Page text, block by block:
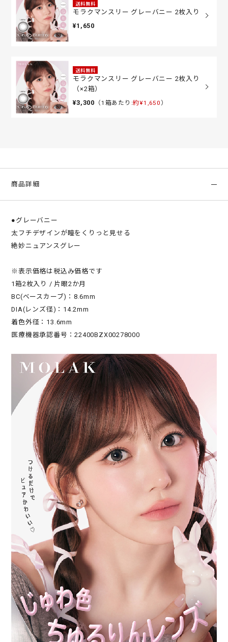
送料無料
モラクマンスリー グレーバニー 2枚入り
¥1,650
送料無料
モラクマンスリー グレーバニー 2枚入り
（×2箱）
¥3,300 （1箱あたり:約¥1,650 ）
商品詳細
●グレーバニー
太フチデザインが瞳をくりっと見せる
絶妙ニュアンスグレー
※表示価格は税込み価格です
1箱2枚入り / 片眼2か月
BC(ベースカーブ)：8.6mm
DIA(レンズ径)：14.2mm
着色外径：13.6mm
医療機器承認番号：22400BZX00278000